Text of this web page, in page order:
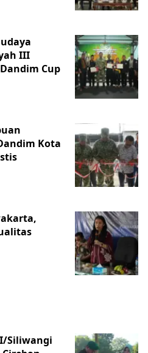
III
Cup
Kota
Siliwangi